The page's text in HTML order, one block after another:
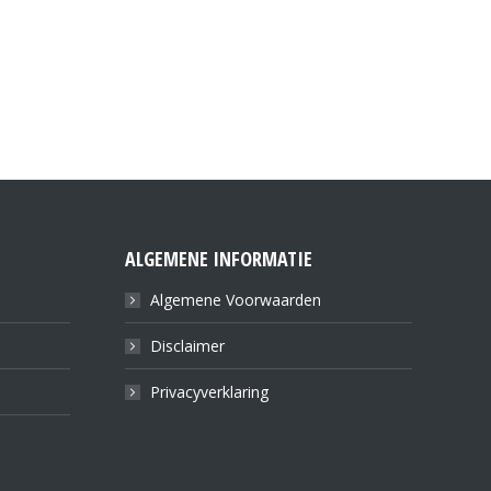
ALGEMENE INFORMATIE
Algemene Voorwaarden
Disclaimer
Privacyverklaring